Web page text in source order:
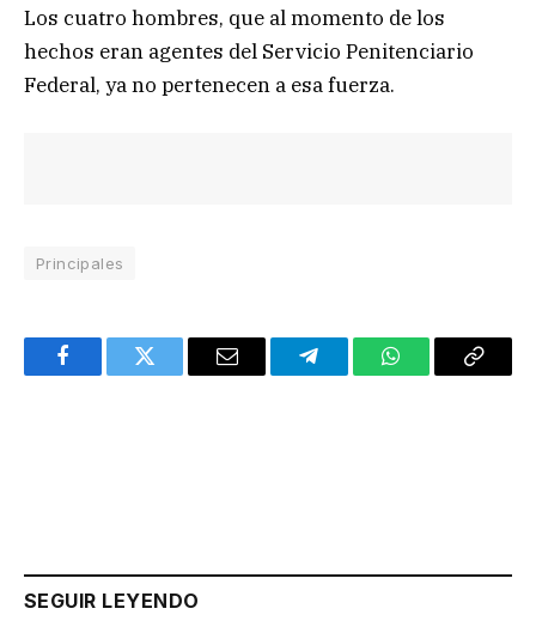
Los cuatro hombres, que al momento de los
hechos eran agentes del Servicio Penitenciario
Federal, ya no pertenecen a esa fuerza.
Principales
FacebookTwitter Email TelegramWhatsAppCopy
SEGUIR LEYENDO